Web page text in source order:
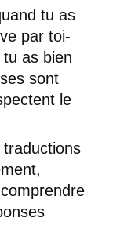
tu as
par toi-
tu as bien
sont
le